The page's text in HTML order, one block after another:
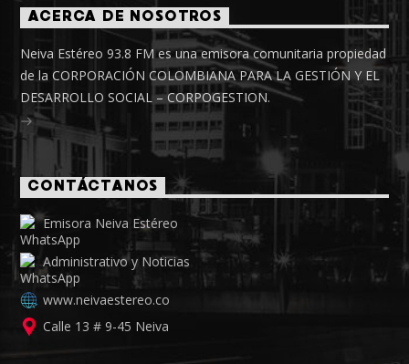
ACERCA DE NOSOTROS
Neiva Estéreo 93.8 FM es una emisora comunitaria propiedad
de la CORPORACIÓN COLOMBIANA PARA LA GESTIÓN Y EL
DESARROLLO SOCIAL – CORPOGESTION.
CONTÁCTANOS
Emisora Neiva Estéreo
Administrativo y Noticias
www.neivaestereo.co
Calle 13 # 9-45 Neiva